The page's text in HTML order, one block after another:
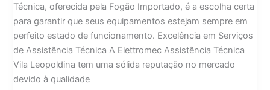
Técnica, oferecida pela Fogão Importado, é a escolha certa
para garantir que seus equipamentos estejam sempre em
perfeito estado de funcionamento. Excelência em Serviços
de Assistência Técnica A Elettromec Assistência Técnica
Vila Leopoldina tem uma sólida reputação no mercado
devido à qualidade